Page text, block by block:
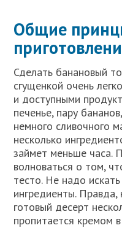
Общие
Сделать банановый
сгущенкой очень
и доступными
печенье, пару
немного сливочного
несколько
займет меньше часа.
волноваться о том,
тесто. Не надо
ингредиенты.
готовый десерт
пропитается кремом